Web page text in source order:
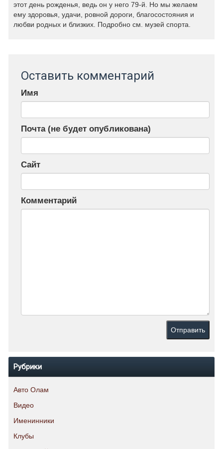
этот день рожденья, ведь он у него 79-й. Но мы желаем
ему здоровья, удачи, ровной дороги, благосостояния и
любви родных и близких. Подробно см. музей спорта.
Оставить комментарий
Имя
Почта (не будет опубликована)
Сайт
Комментарий
Рубрики
Авто Олам
Видео
Именинники
Клубы